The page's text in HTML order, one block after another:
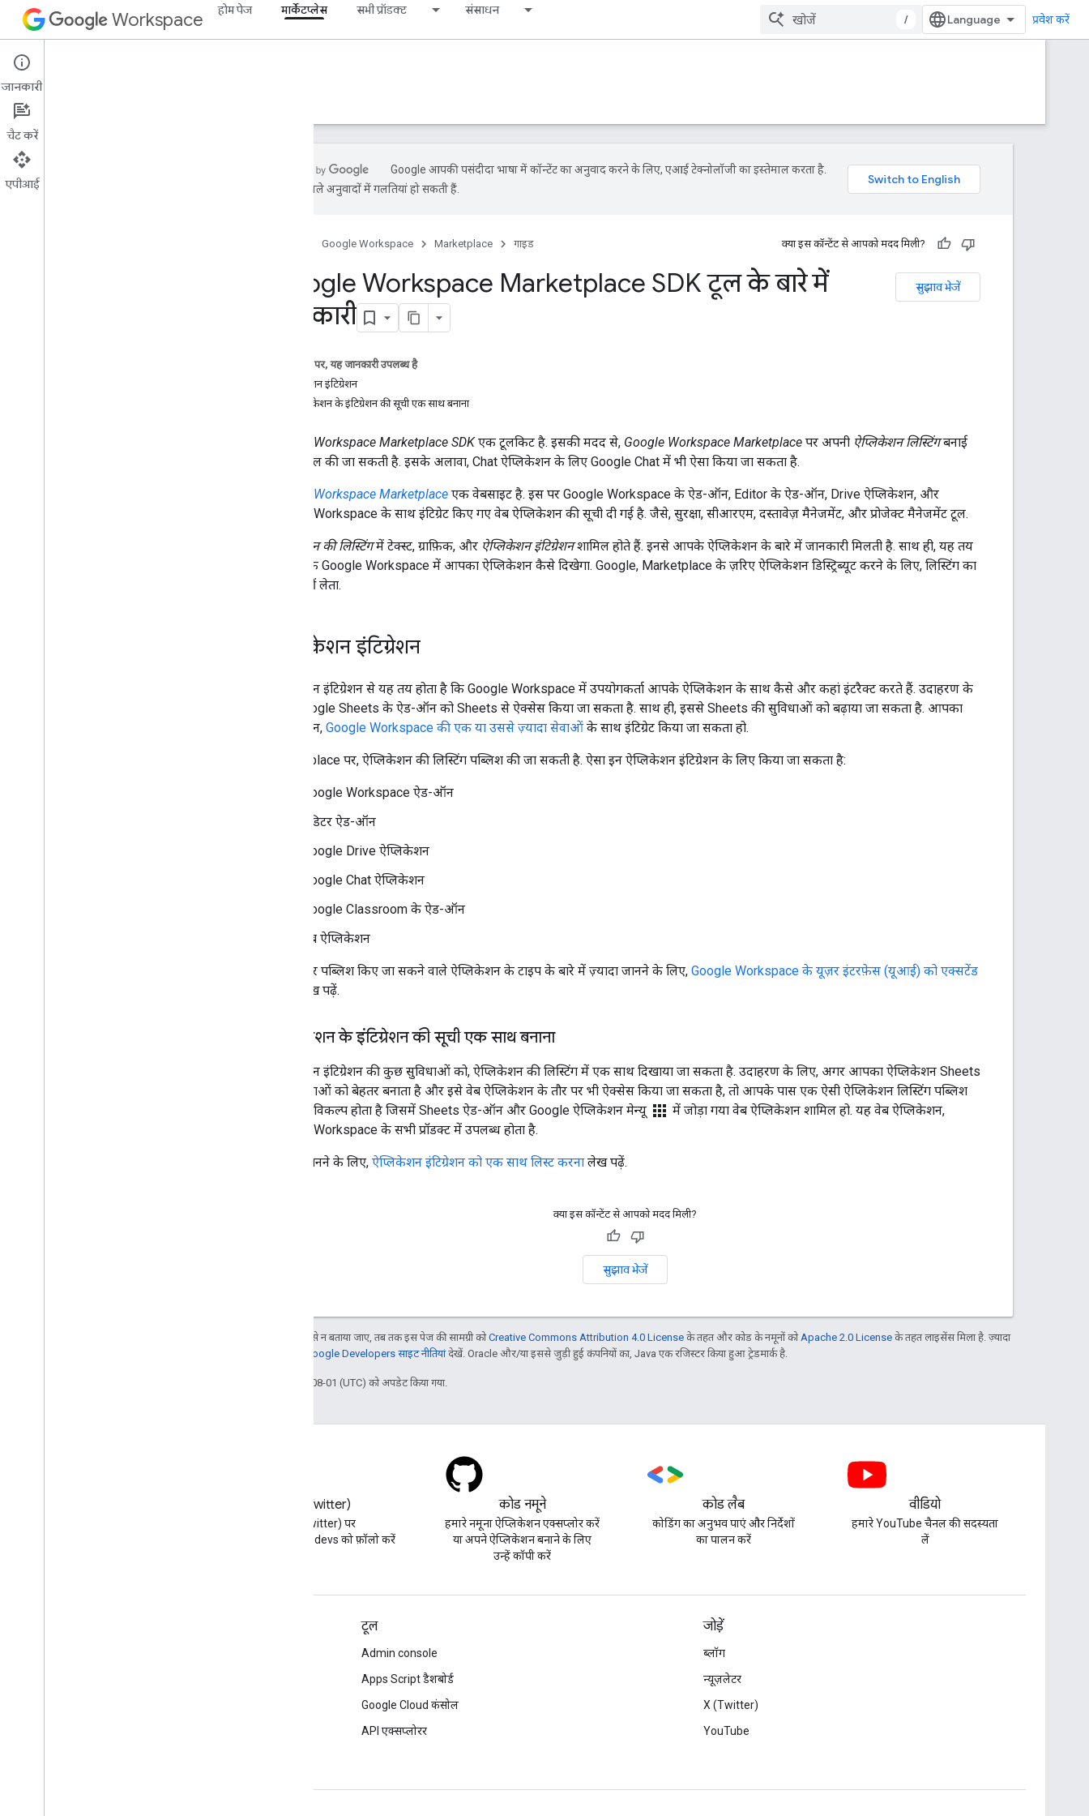
Workspace होम पेज मार्केटप्लेस सभी प्रॉडक्ट संसाधन
/ प्रवेश करें
Marketplace
खास जानकारी
Google आपकी पसंदीदा भाषा में कॉन्टेंट का अनुवाद करने के लिए, एआई टेक्नोलॉजी का इस्तेमाल करता है.
एआई से मिले अनुवादों में गलतियां हो सकती हैं.
Google Workspace Marketplace गाइड क्या इस कॉन्टेंट से आपको मदद मिली?
सुझाव भेजें
Google Workspace Marketplace SDK टूल के बारे में
जानकारी
इस पेज पर, यह जानकारी उपलब्ध है
ऐप्लिकेशन इंटिग्रेशन
ऐप्लिकेशन के इंटिग्रेशन की सूची एक साथ बनाना
Google Workspace Marketplace SDKएक टूलकिट है. इसकी मदद से, Google Workspace Marketplace पर अपनी ऐप्लिकेशन लिस्टिंगबनाई
और कंट्रोल की जा सकती है. इसके अलावा, Chat ऐप्लिकेशन के लिए Google Chat में भी ऐसा किया जा सकता है.
Google Workspace Marketplace एक वेबसाइट है. इस पर Google Workspace के ऐड-ऑन, Editor के ऐड-ऑन, Drive ऐप्लिकेशन, और
Google Workspace के साथ इंटिग्रेट किए गए वेब ऐप्लिकेशन की सूची दी गई है. जैसे, सुरक्षा, सीआरएम, दस्तावेज़ मैनेजमेंट, और प्रोजेक्ट मैनेजमेंट टूल.
ऐप्लिकेशन की लिस्टिंगमें टेक्स्ट, ग्राफ़िक, और ऐप्लिकेशन इंटिग्रेशनशामिल होते हैं. इनसे आपके ऐप्लिकेशन के बारे में जानकारी मिलती है. साथ ही, यह तय
होता है कि Google Workspace में आपका ऐप्लिकेशन कैसे दिखेगा. Google, Marketplace के ज़रिए ऐप्लिकेशन डिस्ट्रिब्यूट करने के लिए, लिस्टिंग का
शुल्क नहीं लेता.
ऐप्लिकेशन इंटिग्रेशन
ऐप्लिकेशन इंटिग्रेशन से यह तय होता है कि Google Workspace में उपयोगकर्ता आपके ऐप्लिकेशन के साथ कैसे और कहां इंटरैक्ट करते हैं. उदाहरण के
लिए, Google Sheets के ऐड-ऑन को Sheets से ऐक्सेस किया जा सकता है. साथ ही, इससे Sheets की सुविधाओं को बढ़ाया जा सकता है. आपका
ऐप्लिकेशन, Google Workspace की एक या उससे ज़्यादा सेवाओंके साथ इंटिग्रेट किया जा सकता हो.
Marketplace पर, ऐप्लिकेशन की लिस्टिंग पब्लिश की जा सकती है. ऐसा इन ऐप्लिकेशन इंटिग्रेशन के लिए किया जा सकता है:
Google Workspace ऐड-ऑन
एडिटर ऐड-ऑन
Google Drive ऐप्लिकेशन
Google Chat ऐप्लिकेशन
Google Classroom के ऐड-ऑन
वेब ऐप्लिकेशन
बनाए और पब्लिश किए जा सकने वाले ऐप्लिकेशन के टाइप के बारे में ज़्यादा जानने के लिए, Google Workspace के यूज़र इंटरफ़ेस (यूआई) को एक्सटेंड
लेख पढ़ें.
ऐप्लिकेशन के इंटिग्रेशन की सूची एक साथ बनाना
ऐप्लिकेशन इंटिग्रेशन की कुछ सुविधाओं को, ऐप्लिकेशन की लिस्टिंग में एक साथ दिखाया जा सकता है. उदाहरण के लिए, अगर आपका ऐप्लिकेशन Sheets
की सुविधाओं को बेहतर बनाता है और इसे वेब ऐप्लिकेशन के तौर पर भी ऐक्सेस किया जा सकता है, तो आपके पास एक ऐसी ऐप्लिकेशन लिस्टिंग पब्लिश
करने का विकल्प होता है जिसमें Sheets ऐड-ऑन और Google ऐप्लिकेशन मेन्यू apps में जोड़ा गया वेब ऐप्लिकेशन शामिल हो. यह वेब ऐप्लिकेशन,
Google Workspace के सभी प्रॉडक्ट में उपलब्ध होता है.
ज़्यादा जानने के लिए, ऐप्लिकेशन इंटिग्रेशन को एक साथ लिस्ट करना लेख पढ़ें.
क्या इस कॉन्टेंट से आपको मदद मिली?
सुझाव भेजें
जब तक कुछ अलग से न बताया जाए, तब तक इस पेज की सामग्री कोCreative Commons Attribution 4.0 License के तहत और कोड के नमूनों को Apache 2.0 License के तहत लाइसेंस मिला है. ज़्यादा
Google Developers साइट नीतियांदेखें. Oracle और/या इससे जुड़ी हुई कंपनियों का, Java एक रजिस्टर किया हुआ ट्रेडमार्क है.
आखिरी बार 2025-08-01 (UTC) को अपडेट किया गया.
X (Twitter)
X (Twitter) पर
@workspacedevs को फ़ॉलो करें
कोड नमूने
हमारे नमूना ऐप्लिकेशन एक्सप्लोर करें
या अपने ऐप्लिकेशन बनाने के लिए
उन्हें कॉपी करें
कोड लैब
कोडिंग का अनुभव पाएं और निर्देशों
का पालन करें
वीडियो
हमारे YouTube चैनल की सदस्यता
लें
टूल
Admin console
Apps Script डैशबोर्ड
Google Cloud कंसोल
API एक्सप्लोरर
जोड़ें
ब्लॉग
न्यूज़लेटर
X (Twitter)
YouTube
जानकारी
चैट करें
एपीआई